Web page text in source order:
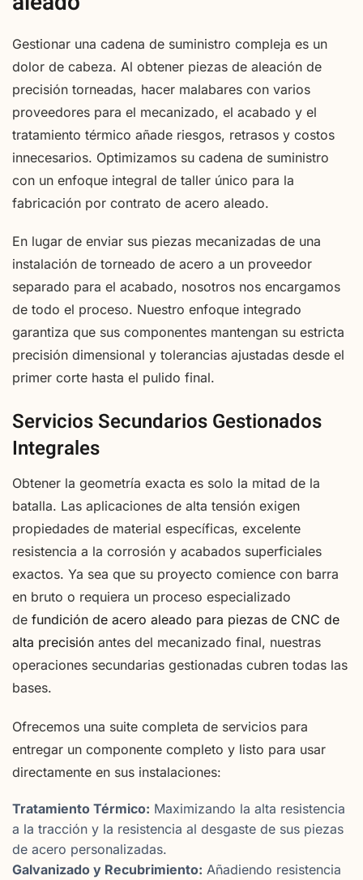
Gestionar una cadena de suministro compleja es un
dolor de cabeza. Al obtener piezas de aleación de
precisión torneadas, hacer malabares con varios
proveedores para el mecanizado, el acabado y el
tratamiento térmico añade riesgos, retrasos y costos
innecesarios. Optimizamos su cadena de suministro
con un enfoque integral de taller único para la
fabricación por contrato de acero aleado.
En lugar de enviar sus piezas mecanizadas de una
instalación de torneado de acero a un proveedor
separado para el acabado, nosotros nos encargamos
de todo el proceso. Nuestro enfoque integrado
garantiza que sus componentes mantengan su estricta
precisión dimensional y tolerancias ajustadas desde el
primer corte hasta el pulido final.
Servicios Secundarios Gestionados
Integrales
Obtener la geometría exacta es solo la mitad de la
batalla. Las aplicaciones de alta tensión exigen
propiedades de material específicas, excelente
resistencia a la corrosión y acabados superficiales
exactos. Ya sea que su proyecto comience con barra
en bruto o requiera un proceso especializado
de fundición de acero aleado para piezas de CNC de
alta precisión antes del mecanizado final, nuestras
operaciones secundarias gestionadas cubren todas las
bases.
Ofrecemos una suite completa de servicios para
entregar un componente completo y listo para usar
directamente en sus instalaciones:
Tratamiento Térmico: Maximizando la alta resistencia
a la tracción y la resistencia al desgaste de sus piezas
de acero personalizadas.
Galvanizado y Recubrimiento: Añadiendo resistencia